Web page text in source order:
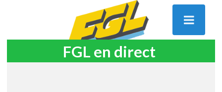
FGL en direct